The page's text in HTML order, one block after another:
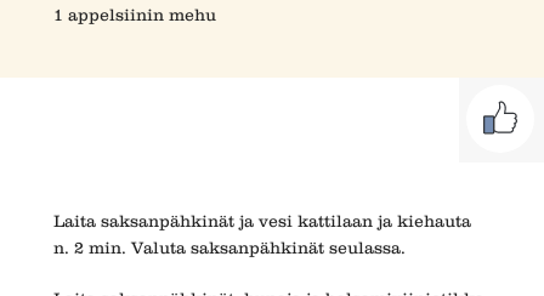
1 appelsiinin mehu
Laita saksanpähkinät ja vesi kattilaan ja kiehauta
n. 2 min. Valuta saksanpähkinät seulassa.